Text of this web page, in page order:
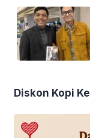
Diskon Kopi